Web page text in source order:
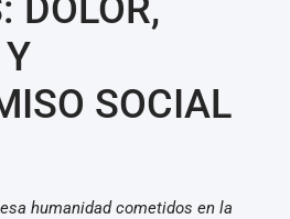
DOLOR,
SOCIAL
humanidad cometidos en la